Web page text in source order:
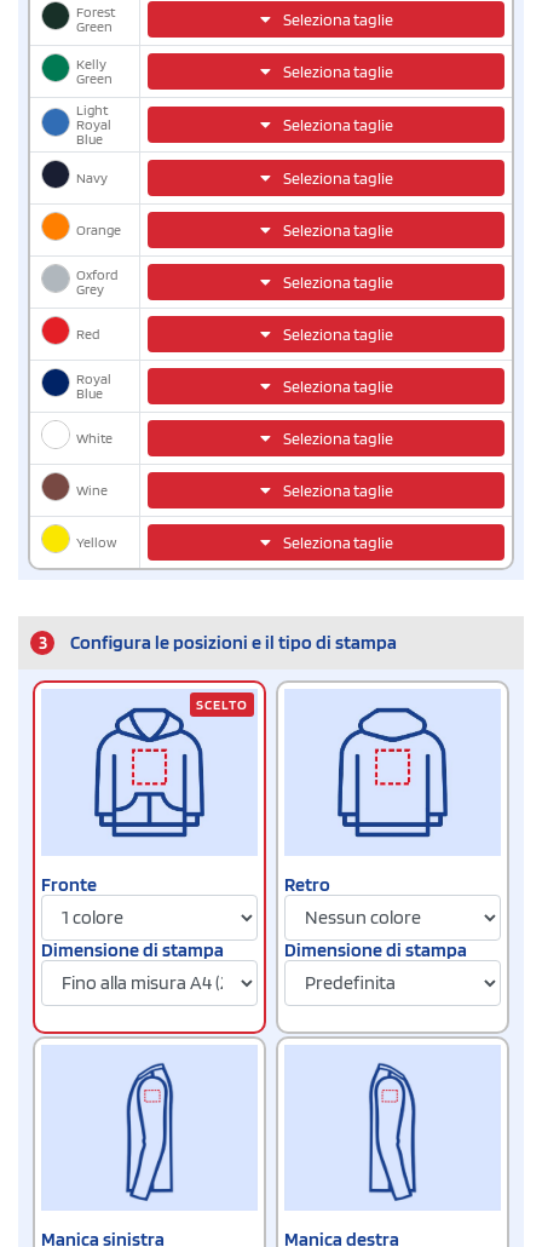
Forest
Green
Seleziona taglie
Kelly
Green
Seleziona taglie
Light
Royal
Blue
Seleziona taglie
Navy Seleziona taglie
Orange Seleziona taglie
Oxford
Grey
Seleziona taglie
Red Seleziona taglie
Royal
Blue
Seleziona taglie
White Seleziona taglie
Wine Seleziona taglie
Yellow Seleziona taglie
3 Configura le posizioni e il tipo di stampa
Fronte
Dimensione di stampa
SCELTO
Retro
Dimensione di stampa
Manica sinistra Manica destra